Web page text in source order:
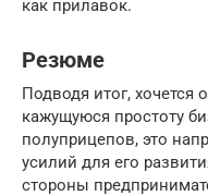
как прилавок.
Резюме
Подводя итог, хочется
кажущуюся простоту
полуприцепов, это
усилий для его
стороны